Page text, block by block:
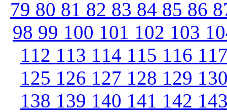
79 80 81 82 83 84 85 86
98 99 100 101 102 103
112 113 114 115 116
125 126 127 128 129
138 139 140 141 142